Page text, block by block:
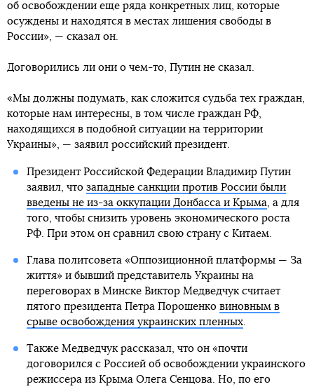
об освобождении еще ряда конкретных лиц, которые
осуждены и находятся в местах лишения свободы в
России», — сказал он.
Договорились ли они о чем-то, Путин не сказал.
«Мы должны подумать, как сложится судьба тех граждан,
которые нам интересны, в том числе граждан РФ,
находящихся в подобной ситуации на территории
Украины», — заявил российский президент.
Президент Российской Федерации Владимир Путин
заявил, что западные санкции против России были
введены не из-за оккупации Донбасса и Крыма, а для
того, чтобы снизить уровень экономического роста
РФ. При этом он сравнил свою страну с Китаем.
Глава политсовета «Оппозиционной платформы — За
життя» и бывший представитель Украины на
переговорах в Минске Виктор Медведчук считает
пятого президента Петра Порошенко виновным в
срыве освобождения украинских пленных.
Также Медведчук рассказал, что он «почти
договорился с Россией об освобождении украинского
режиссера из Крыма Олега Сенцова. Но, по его